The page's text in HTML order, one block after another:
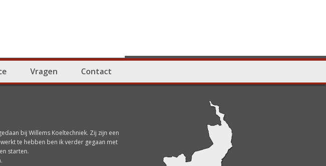
Vragen Contact
bij Willems Koeltechniek. Zij zijn een
te hebben ben ik verder gegaan met
starten.